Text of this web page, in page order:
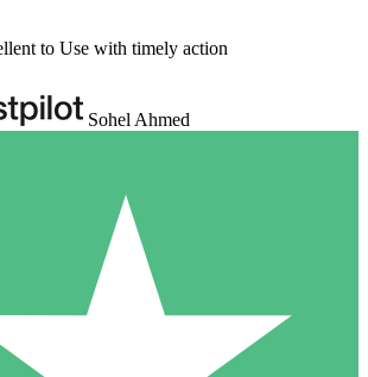
to Use with timely action
Sohel Ahmed